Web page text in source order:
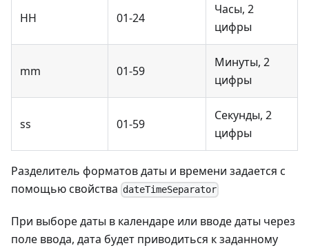
HH 01-24
Часы, 2
цифры
mm 01-59
Минуты, 2
цифры
ss 01-59
Секунды, 2
цифры
Разделитель форматов даты и времени задается с
помощью свойства dateTimeSeparator
При выборе даты в календаре или вводе даты через
поле ввода, дата будет приводиться к заданному